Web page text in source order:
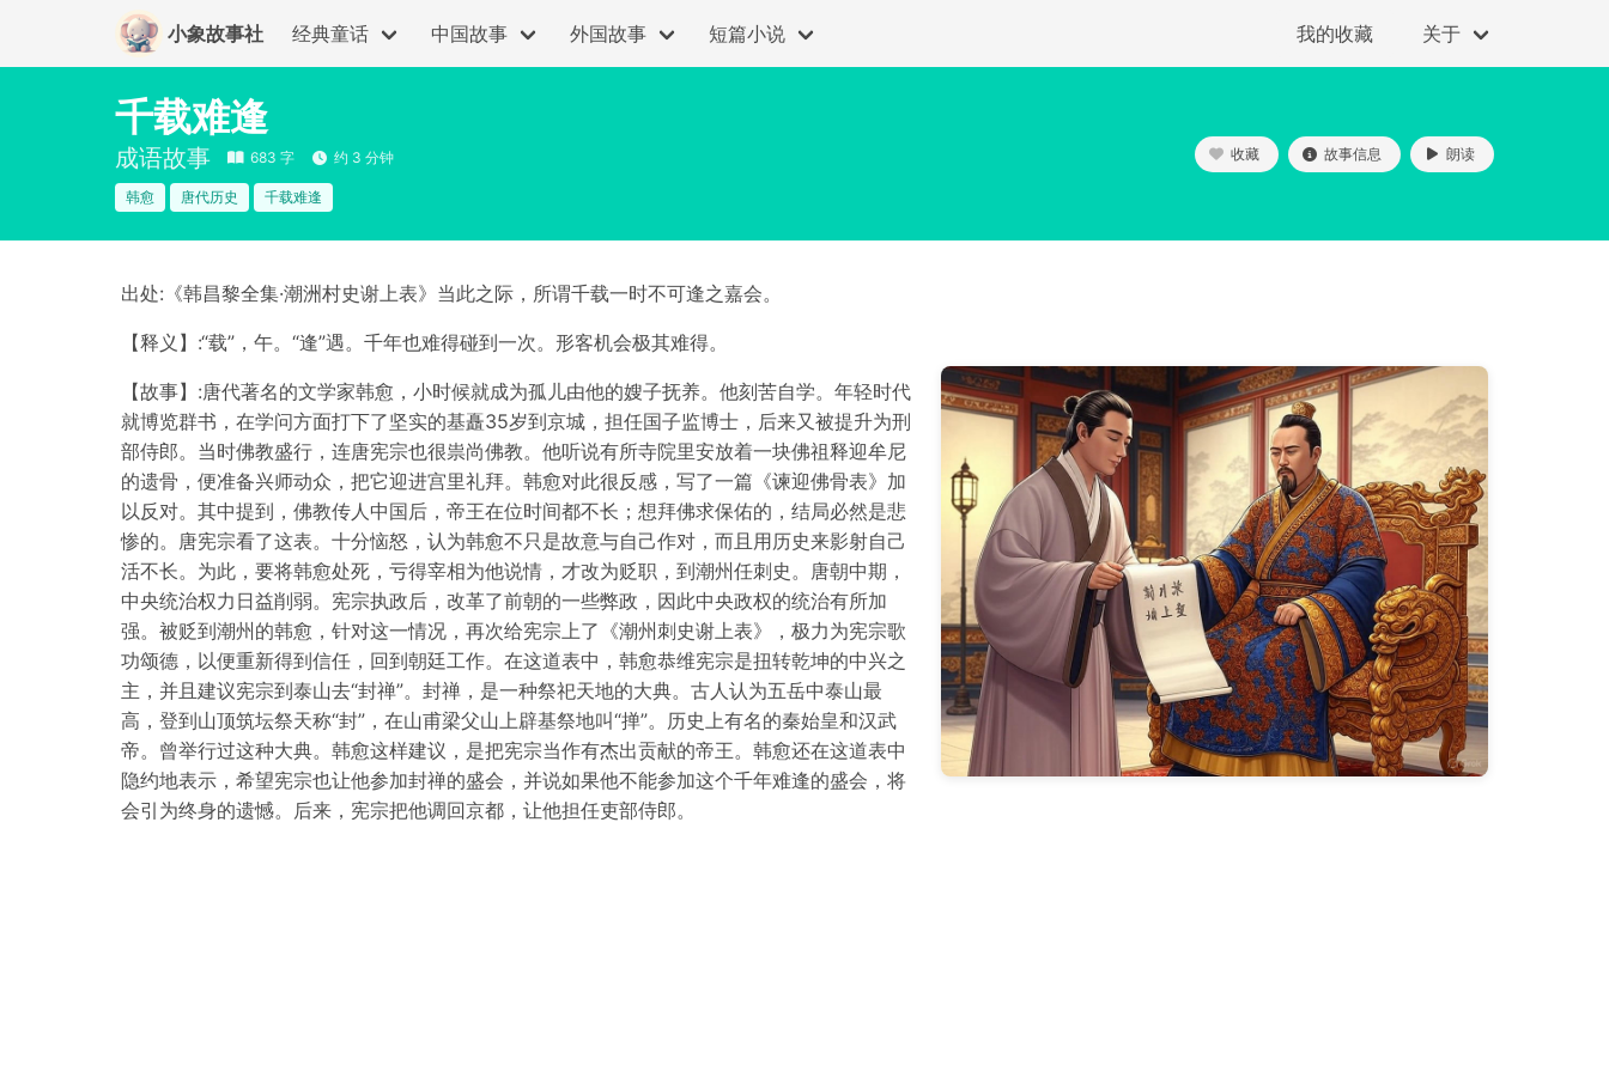
小象故事社 经典童话 中国故事 外国故事 短篇小说 我的收藏 关于
千载难逢
成语故事 683 字 约 3 分钟
韩愈 唐代历史 千载难逢
收藏 故事信息 朗读
出处:《韩昌黎全集·潮洲村史谢上表》当此之际，所谓千载一时不可逢之嘉会。
【释义】:“载”，午。“逢”遇。千年也难得碰到一次。形客机会极其难得。
【故事】:唐代著名的文学家韩愈，小时候就成为孤儿由他的嫂子抚养。他刻苦自学。年轻时代
就博览群书，在学问方面打下了坚实的基矗35岁到京城，担任国子监博士，后来又被提升为刑
部侍郎。当时佛教盛行，连唐宪宗也很祟尚佛教。他听说有所寺院里安放着一块佛祖释迎牟尼
的遗骨，便准备兴师动众，把它迎进宫里礼拜。韩愈对此很反感，写了一篇《谏迎佛骨表》加
以反对。其中提到，佛教传人中国后，帝王在位时间都不长；想拜佛求保佑的，结局必然是悲
惨的。唐宪宗看了这表。十分恼怒，认为韩愈不只是故意与自己作对，而且用历史来影射自己
活不长。为此，要将韩愈处死，亏得宰相为他说情，才改为贬职，到潮州任刺史。唐朝中期，
中央统治权力日益削弱。宪宗执政后，改革了前朝的一些弊政，因此中央政权的统治有所加
强。被贬到潮州的韩愈，针对这一情况，再次给宪宗上了《潮州刺史谢上表》，极力为宪宗歌
功颂德，以便重新得到信任，回到朝廷工作。在这道表中，韩愈恭维宪宗是扭转乾坤的中兴之
主，并且建议宪宗到泰山去“封禅”。封禅，是一种祭祀天地的大典。古人认为五岳中泰山最
高，登到山顶筑坛祭天称“封”，在山甫梁父山上辟基祭地叫“掸”。历史上有名的秦始皇和汉武
帝。曾举行过这种大典。韩愈这样建议，是把宪宗当作有杰出贡献的帝王。韩愈还在这道表中
隐约地表示，希望宪宗也让他参加封禅的盛会，并说如果他不能参加这个千年难逢的盛会，将
会引为终身的遗憾。后来，宪宗把他调回京都，让他担任吏部侍郎。